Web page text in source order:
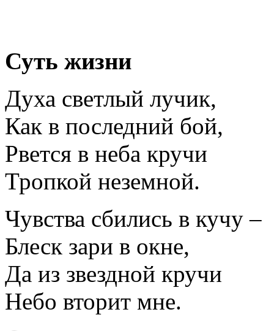
Суть жизни
Духа светлый лучик,
Как в последний бой,
Рвется в неба кручи
Тропкой неземной.
Чувства сбились в кучу –
Блеск зари в окне,
Да из звездной кручи
Небо вторит мне.